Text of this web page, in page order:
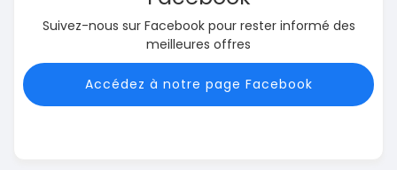
Suivez-nous sur Facebook pour rester informé des
meilleures offres
Accédez à notre page Facebook